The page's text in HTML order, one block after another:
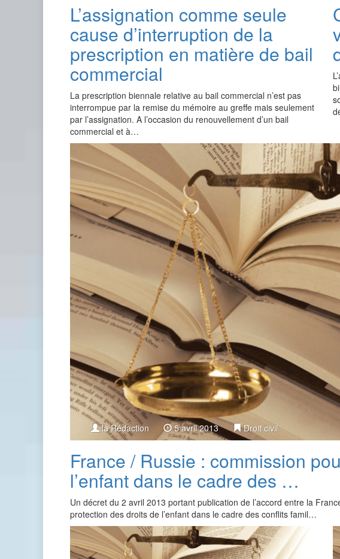
L’assignation comme seule
cause d’interruption de la
prescription en matière de bail
commercial
La prescription biennale relative au bail commercial n’est pas
interrompue par la remise du mémoire au greffe mais seulement
par l’assignation. A l’occasion du renouvellement d’un bail
commercial et à…
la Rédaction 5 avril 2013 Droit civil
France / Russie : commission
l’enfant dans le cadre des …
Un décret du 2 avril 2013 portant publication de l’accord entre la
protection des droits de l’enfant dans le cadre des conflits famil…